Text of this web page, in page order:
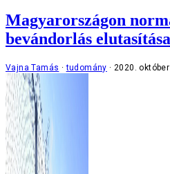
Magyarországon
bevándorlás elutasítása
Vajna Tamás tudomány 2020. október